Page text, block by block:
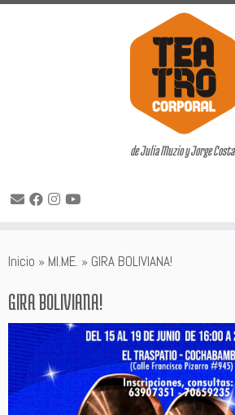
de Julia Muzio y Jorge Costa
Inicio » MI.ME. » GIRA BOLIVIANA!
GIRA BOLIVIANA!